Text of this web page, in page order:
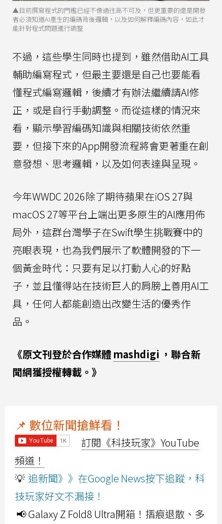
▲目前撰寫程式的門檻已經不像過往高不可及，但更重要的還是開發
者必須知道AI產生的編碼背後邏輯，以及如何解釋編碼內容，如此才
能針對程式問題進行調整
不過，這些學生同時也提到，雖然借助AI工具
輔助編寫程式，但最主要還是自己也要能看
懂程式編寫邏輯，後續才有辦法繼續請AI修
正，或是自行手動調整。而從這樣的情況來
看，顯示學習編碼知識與相關技術依然重
要，但接下來的App開發流程將會更著重在創
意發想、思考邏輯，以及如何表達與呈現。
今年WWDC 2026除了期待蘋果在iOS 27與
macOS 27等平台上端出更多原生的AI應用佈
局外，這群台灣學子在Swift學生挑戰賽中的
亮眼表現，也為我們展示了軟體開發的下一
個黃金時代：只要有足以打動人心的好點
子，並且懂得站在技術巨人的肩膀上善用AI工
具，任何人都能創造出改變生活的優秀作
品。
《原文刊登於合作媒體 mashdigi ，聯合新
聞網獲授權轉載。》
📌 數位新聞搶鮮看！
訂閱《科技玩家》YouTube
頻道！
💡 追新聞》》在Google News按下追蹤，科
技玩家好文不漏接！
📢 Galaxy Z Fold8 Ultra開箱！摺痕退散、多